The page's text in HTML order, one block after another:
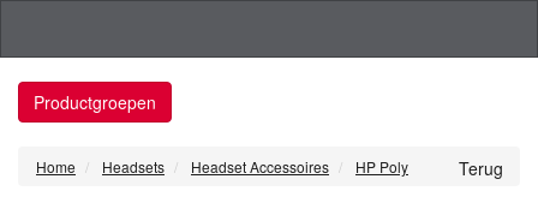
Productgroepen
Terug
Home Headsets Headset Accessoires HP Poly